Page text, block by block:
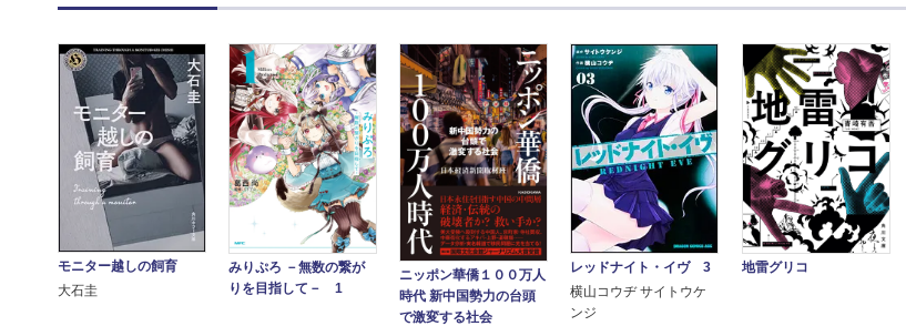
モニター越しの飼育
大石圭
みりぷろ －無数の繋が
りを目指して－ 1
ニッポン華僑１００万人
時代 新中国勢力の台頭
で激変する社会
レッドナイト・イヴ 3
横山コウヂ サイトウケ
ンジ
地雷グリコ